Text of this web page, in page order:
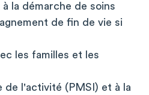
la démarche de soins
de fin de vie si
les familles et les
de l'activité (PMSI) et à la